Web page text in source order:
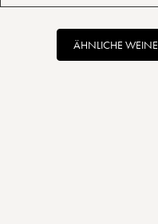
ÄHNLICHE WEINE